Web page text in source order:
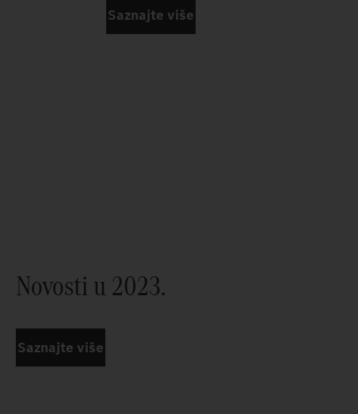
Saznajte više
Novosti u 2023.
Saznajte više